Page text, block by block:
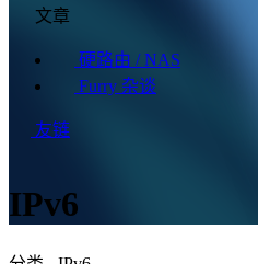
文章
硬路由 / NAS
Furry 杂谈
友链
IPv6